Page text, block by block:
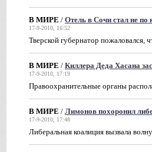
В МИРЕ / Отель в Сочи стал не по
17-9-2010, 16:52
Тверской губернатор пожаловался,
В МИРЕ / Киллера Деда Хасана
17-9-2010, 17:19
Правоохранительные органы
В МИРЕ / Лимонов похоронил
17-9-2010, 17:48
Либеральная коалиция вызвала